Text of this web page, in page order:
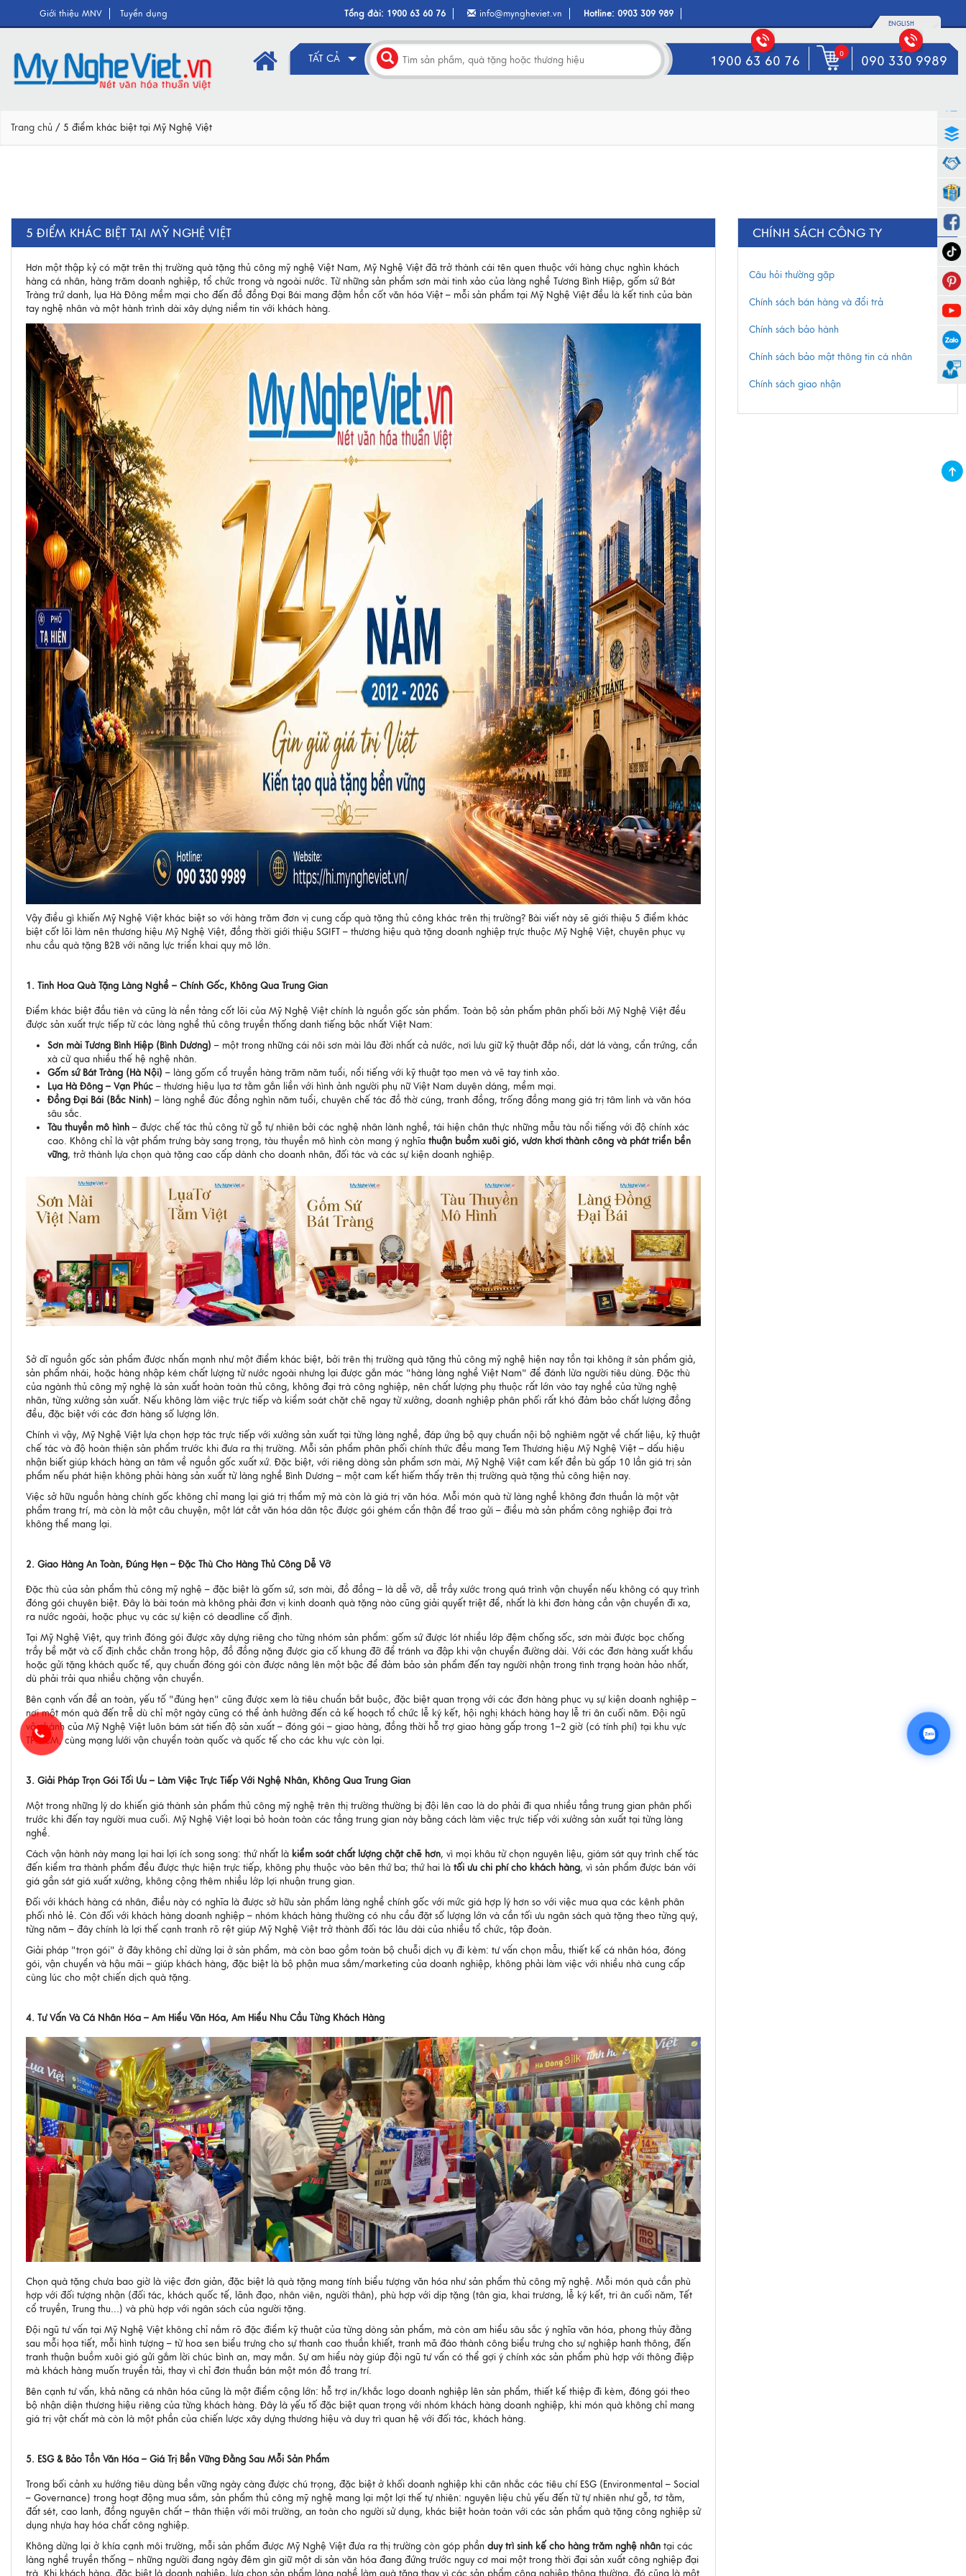
Giới thiệu MNV Tuyển dụng Tổng đài: 1900 63 60 76 info@myngheviet.vn Hotline:0903 309 989
ENGLISH
TẤT CẢ 1900 63 60 76 0 090 330 9989
Trang chủ / 5 điểm khác biệt tại Mỹ Nghệ Việt
5 ĐIỂM KHÁC BIỆT TẠI MỸ NGHỆ VIỆT
Hơn một thập kỷ có mặt trên thị trường quà tặng thủ công mỹ nghệ Việt Nam, Mỹ Nghệ Việt đã trở thành cái tên quen thuộc với hàng chục nghìn khách
hàng cá nhân, hàng trăm doanh nghiệp, tổ chức trong và ngoài nước. Từ những sản phẩm sơn mài tinh xảo của làng nghề Tương Bình Hiệp, gốm sứ Bát
Tràng trứ danh, lụa Hà Đông mềm mại cho đến đồ đồng Đại Bái mang đậm hồn cốt văn hóa Việt – mỗi sản phẩm tại Mỹ Nghệ Việt đều là kết tinh của bàn
tay nghệ nhân và một hành trình dài xây dựng niềm tin với khách hàng.
Vậy điều gì khiến Mỹ Nghệ Việt khác biệt so với hàng trăm đơn vị cung cấp quà tặng thủ công khác trên thị trường? Bài viết này sẽ giới thiệu 5 điểm khác
biệt cốt lõi làm nên thương hiệu Mỹ Nghệ Việt, đồng thời giới thiệu SGIFT – thương hiệu quà tặng doanh nghiệp trực thuộc Mỹ Nghệ Việt, chuyên phục vụ
nhu cầu quà tặng B2B với năng lực triển khai quy mô lớn.
1. Tinh Hoa Quà Tặng Làng Nghề – Chính Gốc, Không Qua Trung Gian
Điểm khác biệt đầu tiên và cũng là nền tảng cốt lõi của Mỹ Nghệ Việt chính là nguồn gốc sản phẩm. Toàn bộ sản phẩm phân phối bởi Mỹ Nghệ Việt đều
được sản xuất trực tiếp từ các làng nghề thủ công truyền thống danh tiếng bậc nhất Việt Nam:
Sơn mài Tương Bình Hiệp (Bình Dương) – một trong những cái nôi sơn mài lâu đời nhất cả nước, nơi lưu giữ kỹ thuật đắp nổi, dát lá vàng, cẩn trứng, cẩn
xà cừ qua nhiều thế hệ nghệ nhân.
Gốm sứ Bát Tràng (Hà Nội) – làng gốm cổ truyền hàng trăm năm tuổi, nổi tiếng với kỹ thuật tạo men và vẽ tay tinh xảo.
Lụa Hà Đông – Vạn Phúc – thương hiệu lụa tơ tằm gắn liền với hình ảnh người phụ nữ Việt Nam duyên dáng, mềm mại.
Đồng Đại Bái (Bắc Ninh) – làng nghề đúc đồng nghìn năm tuổi, chuyên chế tác đồ thờ cúng, tranh đồng, trống đồng mang giá trị tâm linh và văn hóa
sâu sắc.
Tàu thuyền mô hình – được chế tác thủ công từ gỗ tự nhiên bởi các nghệ nhân lành nghề, tái hiện chân thực những mẫu tàu nổi tiếng với độ chính xác
cao. Không chỉ là vật phẩm trưng bày sang trọng, tàu thuyền mô hình còn mang ý nghĩa thuận buồm xuôi gió, vươn khơi thành công và phát triển bền
vững, trở thành lựa chọn quà tặng cao cấp dành cho doanh nhân, đối tác và các sự kiện doanh nghiệp.
Sở dĩ nguồn gốc sản phẩm được nhấn mạnh như một điểm khác biệt, bởi trên thị trường quà tặng thủ công mỹ nghệ hiện nay tồn tại không ít sản phẩm giả,
sản phẩm nhái, hoặc hàng nhập kém chất lượng từ nước ngoài nhưng lại được gắn mác "hàng làng nghề Việt Nam" để đánh lừa người tiêu dùng. Đặc thù
của ngành thủ công mỹ nghệ là sản xuất hoàn toàn thủ công, không đại trà công nghiệp, nên chất lượng phụ thuộc rất lớn vào tay nghề của từng nghệ
nhân, từng xưởng sản xuất. Nếu không làm việc trực tiếp và kiểm soát chặt chẽ ngay từ xưởng, doanh nghiệp phân phối rất khó đảm bảo chất lượng đồng
đều, đặc biệt với các đơn hàng số lượng lớn.
Chính vì vậy, Mỹ Nghệ Việt lựa chọn hợp tác trực tiếp với xưởng sản xuất tại từng làng nghề, đáp ứng bộ quy chuẩn nội bộ nghiêm ngặt về chất liệu, kỹ thuật
chế tác và độ hoàn thiện sản phẩm trước khi đưa ra thị trường. Mỗi sản phẩm phân phối chính thức đều mang Tem Thương hiệu Mỹ Nghệ Việt – dấu hiệu
nhận biết giúp khách hàng an tâm về nguồn gốc xuất xứ. Đặc biệt, với riêng dòng sản phẩm sơn mài, Mỹ Nghệ Việt cam kết đền bù gấp 10 lần giá trị sản
phẩm nếu phát hiện không phải hàng sản xuất từ làng nghề Bình Dương – một cam kết hiếm thấy trên thị trường quà tặng thủ công hiện nay.
Việc sở hữu nguồn hàng chính gốc không chỉ mang lại giá trị thẩm mỹ mà còn là giá trị văn hóa. Mỗi món quà từ làng nghề không đơn thuần là một vật
phẩm trang trí, mà còn là một câu chuyện, một lát cắt văn hóa dân tộc được gói ghém cẩn thận để trao gửi – điều mà sản phẩm công nghiệp đại trà
không thể mang lại.
2. Giao Hàng An Toàn, Đúng Hẹn – Đặc Thù Cho Hàng Thủ Công Dễ Vỡ
Đặc thù của sản phẩm thủ công mỹ nghệ – đặc biệt là gốm sứ, sơn mài, đồ đồng – là dễ vỡ, dễ trầy xước trong quá trình vận chuyển nếu không có quy trình
đóng gói chuyên biệt. Đây là bài toán mà không phải đơn vị kinh doanh quà tặng nào cũng giải quyết triệt để, nhất là khi đơn hàng cần vận chuyển đi xa,
ra nước ngoài, hoặc phục vụ các sự kiện có deadline cố định.
Tại Mỹ Nghệ Việt, quy trình đóng gói được xây dựng riêng cho từng nhóm sản phẩm: gốm sứ được lót nhiều lớp đệm chống sốc, sơn mài được bọc chống
trầy bề mặt và cố định chắc chắn trong hộp, đồ đồng nặng được gia cố khung đỡ để tránh va đập khi vận chuyển đường dài. Với các đơn hàng xuất khẩu
hoặc gửi tặng khách quốc tế, quy chuẩn đóng gói còn được nâng lên một bậc để đảm bảo sản phẩm đến tay người nhận trong tình trạng hoàn hảo nhất,
dù phải trải qua nhiều chặng vận chuyển.
Bên cạnh vấn đề an toàn, yếu tố "đúng hẹn" cũng được xem là tiêu chuẩn bắt buộc, đặc biệt quan trọng với các đơn hàng phục vụ sự kiện doanh nghiệp –
nơi một món quà đến trễ dù chỉ một ngày cũng có thể ảnh hưởng đến cả kế hoạch tổ chức lễ ký kết, hội nghị khách hàng hay lễ tri ân cuối năm. Đội ngũ
vận hành của Mỹ Nghệ Việt luôn bám sát tiến độ sản xuất – đóng gói – giao hàng, đồng thời hỗ trợ giao hàng gấp trong 1–2 giờ (có tính phí) tại khu vực
TP.HCM, cùng mạng lưới vận chuyển toàn quốc và quốc tế cho các khu vực còn lại.
3. Giải Pháp Trọn Gói Tối Ưu – Làm Việc Trực Tiếp Với Nghệ Nhân, Không Qua Trung Gian
Một trong những lý do khiến giá thành sản phẩm thủ công mỹ nghệ trên thị trường thường bị đội lên cao là do phải đi qua nhiều tầng trung gian phân phối
trước khi đến tay người mua cuối. Mỹ Nghệ Việt loại bỏ hoàn toàn các tầng trung gian này bằng cách làm việc trực tiếp với xưởng sản xuất tại từng làng
nghề.
Cách vận hành này mang lại hai lợi ích song song: thứ nhất là kiểm soát chất lượng chặt chẽ hơn, vì mọi khâu từ chọn nguyên liệu, giám sát quy trình chế tác
đến kiểm tra thành phẩm đều được thực hiện trực tiếp, không phụ thuộc vào bên thứ ba; thứ hai là tối ưu chi phí cho khách hàng, vì sản phẩm được bán với
giá gần sát giá xuất xưởng, không cộng thêm nhiều lớp lợi nhuận trung gian.
Đối với khách hàng cá nhân, điều này có nghĩa là được sở hữu sản phẩm làng nghề chính gốc với mức giá hợp lý hơn so với việc mua qua các kênh phân
phối nhỏ lẻ. Còn đối với khách hàng doanh nghiệp – nhóm khách hàng thường có nhu cầu đặt số lượng lớn và cần tối ưu ngân sách quà tặng theo từng quý,
từng năm – đây chính là lợi thế cạnh tranh rõ rệt giúp Mỹ Nghệ Việt trở thành đối tác lâu dài của nhiều tổ chức, tập đoàn.
Giải pháp "trọn gói" ở đây không chỉ dừng lại ở sản phẩm, mà còn bao gồm toàn bộ chuỗi dịch vụ đi kèm: tư vấn chọn mẫu, thiết kế cá nhân hóa, đóng
gói, vận chuyển và hậu mãi – giúp khách hàng, đặc biệt là bộ phận mua sắm/marketing của doanh nghiệp, không phải làm việc với nhiều nhà cung cấp
cùng lúc cho một chiến dịch quà tặng.
4. Tư Vấn Và Cá Nhân Hóa – Am Hiểu Văn Hóa, Am Hiểu Nhu Cầu Từng Khách Hàng
Chọn quà tặng chưa bao giờ là việc đơn giản, đặc biệt là quà tặng mang tính biểu tượng văn hóa như sản phẩm thủ công mỹ nghệ. Mỗi món quà cần phù
hợp với đối tượng nhận (đối tác, khách quốc tế, lãnh đạo, nhân viên, người thân), phù hợp với dịp tặng (tân gia, khai trương, lễ ký kết, tri ân cuối năm, Tết
cổ truyền, Trung thu...) và phù hợp với ngân sách của người tặng.
Đội ngũ tư vấn tại Mỹ Nghệ Việt không chỉ nắm rõ đặc điểm kỹ thuật của từng dòng sản phẩm, mà còn am hiểu sâu sắc ý nghĩa văn hóa, phong thủy đằng
sau mỗi họa tiết, mỗi hình tượng – từ hoa sen biểu trưng cho sự thanh cao thuần khiết, tranh mã đáo thành công biểu trưng cho sự nghiệp hanh thông, đến
tranh thuận buồm xuôi gió gửi gắm lời chúc bình an, may mắn. Sự am hiểu này giúp đội ngũ tư vấn có thể gợi ý chính xác sản phẩm phù hợp với thông điệp
mà khách hàng muốn truyền tải, thay vì chỉ đơn thuần bán một món đồ trang trí.
Bên cạnh tư vấn, khả năng cá nhân hóa cũng là một điểm cộng lớn: hỗ trợ in/khắc logo doanh nghiệp lên sản phẩm, thiết kế thiệp đi kèm, đóng gói theo
bộ nhận diện thương hiệu riêng của từng khách hàng. Đây là yếu tố đặc biệt quan trọng với nhóm khách hàng doanh nghiệp, khi món quà không chỉ mang
giá trị vật chất mà còn là một phần của chiến lược xây dựng thương hiệu và duy trì quan hệ với đối tác, khách hàng.
5. ESG & Bảo Tồn Văn Hóa – Giá Trị Bền Vững Đằng Sau Mỗi Sản Phẩm
Trong bối cảnh xu hướng tiêu dùng bền vững ngày càng được chú trọng, đặc biệt ở khối doanh nghiệp khi cân nhắc các tiêu chí ESG (Environmental – Social
– Governance) trong hoạt động mua sắm, sản phẩm thủ công mỹ nghệ mang lại một lợi thế tự nhiên: nguyên liệu chủ yếu đến từ tự nhiên như gỗ, tơ tằm,
đất sét, cao lanh, đồng nguyên chất – thân thiện với môi trường, an toàn cho người sử dụng, khác biệt hoàn toàn với các sản phẩm quà tặng công nghiệp sử
dụng nhựa hay hóa chất công nghiệp.
Không dừng lại ở khía cạnh môi trường, mỗi sản phẩm được Mỹ Nghệ Việt đưa ra thị trường còn góp phần duy trì sinh kế cho hàng trăm nghệ nhân tại các
làng nghề truyền thống – những người đang ngày đêm gìn giữ một di sản văn hóa đang đứng trước nguy cơ mai một trong thời đại sản xuất công nghiệp đại
CHÍNH SÁCH CÔNG TY
Câu hỏi thường gặp
Chính sách bán hàng và đổi trả
Chính sách bảo hành
Chính sách bảo mật thông tin cá nhân
Chính sách giao nhận